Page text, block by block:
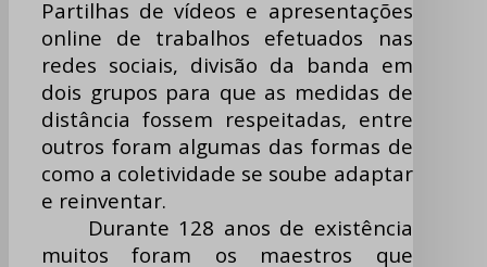
Partilhas de vídeos e apresentações
online de trabalhos efetuados nas
redes sociais, divisão da banda em
dois grupos para que as medidas de
distância fossem respeitadas, entre
outros foram algumas das formas de
como a coletividade se soube adaptar
e reinventar.
Durante 128 anos de existência
muitos foram os maestros que